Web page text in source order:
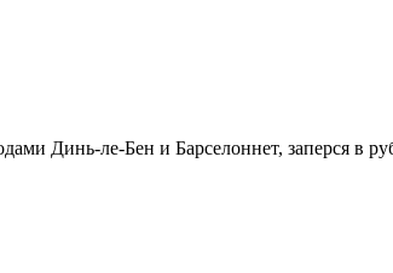
Динь-ле-Бен и Барселоннет, заперся в